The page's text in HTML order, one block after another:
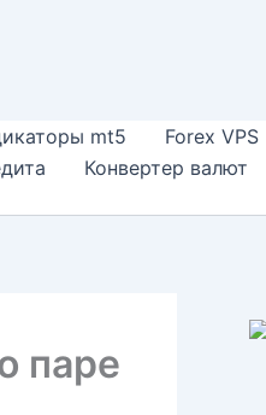
mt5 Forex VPS
Конвертер валют
паре